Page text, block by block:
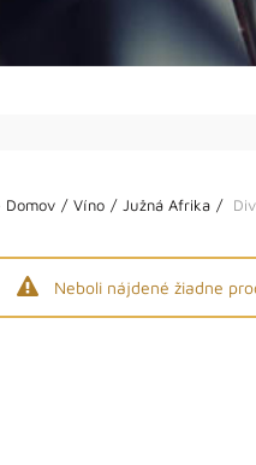
Domov Víno Južná Afrika
Neboli nájdené žiadne